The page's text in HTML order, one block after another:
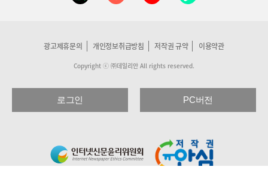
광고제휴문의 개인정보취급방침 저작권 규약 이용약관
Copyright ⓒ ㈜데일리안 All rights reserved.
로그인 PC버전